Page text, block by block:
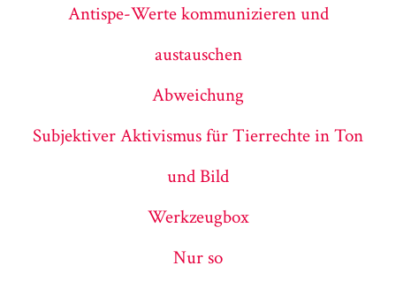
Antispe-Werte kommunizieren und
austauschen
Abweichung
Subjektiver Aktivismus für Tierrechte in Ton
und Bild
Werkzeugbox
Nur so